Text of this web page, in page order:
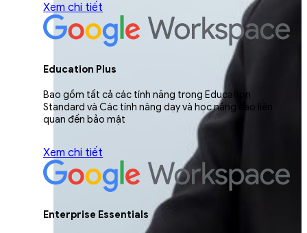
Xem chi tiết
Education Plus
Bao gồm tất cả các tính năng trong Education
Standard và Các tính năng dạy và học nâng cao liên
quan đến bảo mật
Xem chi tiết
Enterprise Essentials